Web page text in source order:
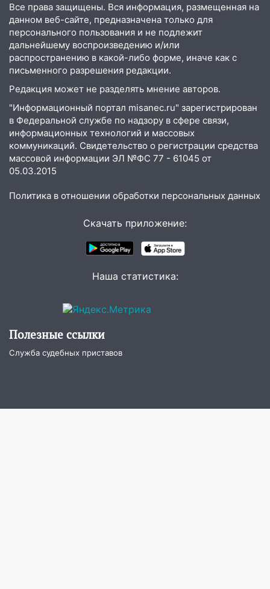
миллионов рублей
14:30 Застолье закончилось кражей:
ульяновец перевёл себе деньги с карты
знакомого
поймали 48 пьяных водителей
13:54 Хотел «подарить жене машину»,
но едва не отдал мошенникам 530
тысяч рублей
13:30 Пять встреч и почти 5 млн рублей:
ульяновский пенсионер отдал деньги
курьеру мошенников
уступил дорогу и столкнулся с Kia:
водитель госпитализирован
женщину на пешеходном переходе
летнюю женщину на пешеходном
12:40
В Новой Малыкле Mitsubishi сбил
велосипедиста на перекрёстке
расчищать ливнёвки
Все права защищены. Вся информация, размещенная на
данном веб-сайте, предназначена только для
персонального пользования и не подлежит
дальнейшему воспроизведению и/или
распространению в какой-либо форме, иначе как с
письменного разрешения редакции.
Редакция может не разделять мнение авторов.
"Информационный портал misanec.ru" зарегистрирован
в Федеральной службе по надзору в сфере связи,
информационных технологий и массовых
коммуникаций. Свидетельство о регистрации средства
массовой информации ЭЛ №ФС 77 - 61045 от
05.03.2015
Политика в отношении обработки персональных данных
Скачать приложение:
Наша статистика:
Полезные ссылки
Служба судебных приставов